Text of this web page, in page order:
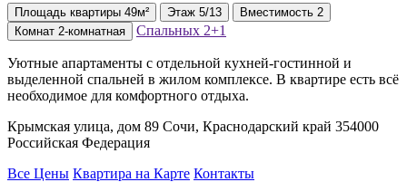
Площадь квартиры 49м² Этаж 5/13 Вместимость 2
Комнат 2-комнатная Спальных 2+1
Уютные апартаменты с отдельной кухней-гостинной и
выделенной спальней в жилом комплексе. В квартире есть всё
необходимое для комфортного отдыха.
Крымская улица, дом 89 Сочи, Краснодарский край 354000
Российская Федерация
Все Цены Квартира на Карте Контакты